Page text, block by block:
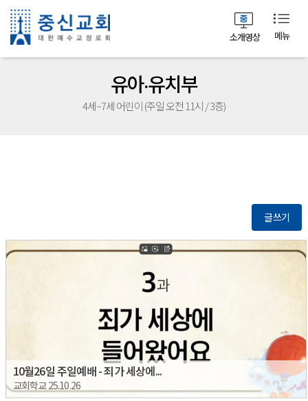
메뉴
소개영상
유아‧유치부
4세~7세 어린이 (주일 오전 11시 / 3층)
글쓰기
10월26일 주일예배 - 죄가 세상에...
교회학교 25.10.26